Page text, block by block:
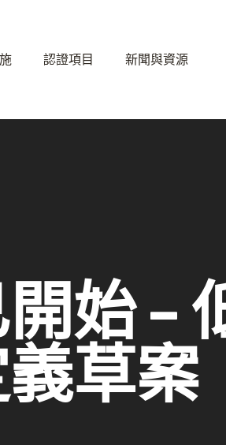
認證項目 新聞與資源
始 –
草案